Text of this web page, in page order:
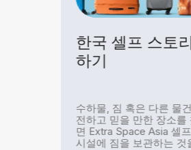
한국 셀프 스토
하기
수하물, 짐 혹은 다른 물
전하고 믿을 만한 장소
면 Extra Space Asia 셀
시설에 짐을 보관하는 것